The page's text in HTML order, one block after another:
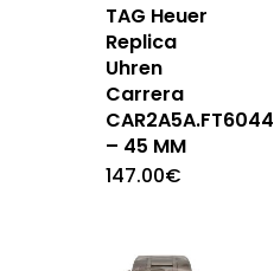
TAG Heuer
Replica
Uhren
Carrera
CAR2A5A.FT6044
– 45 MM
147.00€